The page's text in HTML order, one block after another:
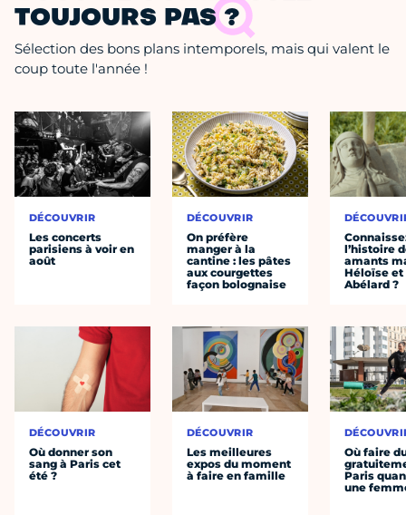
TOUJOURS PAS ?
Sélection des bons plans intemporels, mais qui valent le
coup toute l'année !
DÉCOUVRIR
Les concerts
parisiens à voir en
août
DÉCOUVRIR
Où donner son
sang à Paris cet
été ?
DÉCOUVRIR
On préfère
manger à la
cantine : les pâtes
aux courgettes
façon bolognaise
DÉCOUVRIR
Les meilleures
expos du moment
à faire en famille
l’histoire
amants
Héloïse et
Abélard ?
Où faire
Paris
une